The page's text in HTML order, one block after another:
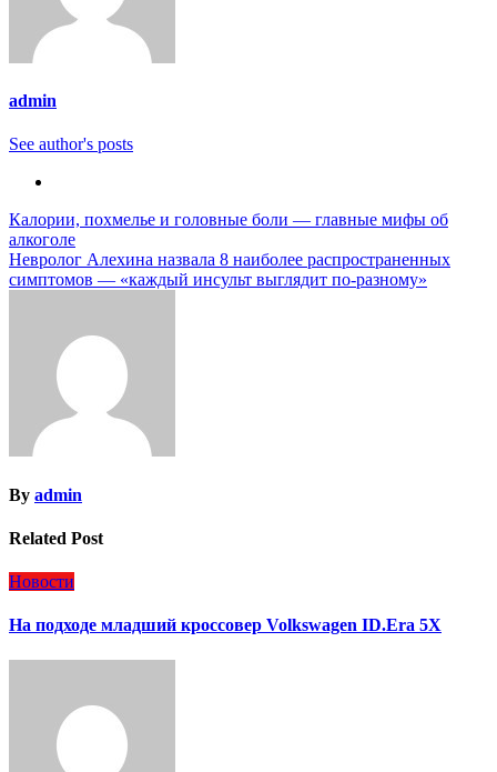
admin
See author's posts
Навигация
по
записям
Калории, похмелье и головные боли — главные мифы об
алкоголе
Невролог Алехина назвала 8 наиболее распространенных
симптомов — «каждый инсульт выглядит по-разному»
By admin
Related Post
Новости
На подходе младший кроссовер Volkswagen ID.Era 5X